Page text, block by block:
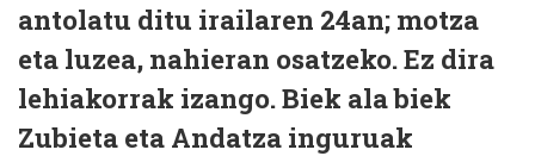
antolatu ditu irailaren 24an; motza
eta luzea, nahieran osatzeko. Ez dira
lehiakorrak izango. Biek ala biek
Zubieta eta Andatza inguruak